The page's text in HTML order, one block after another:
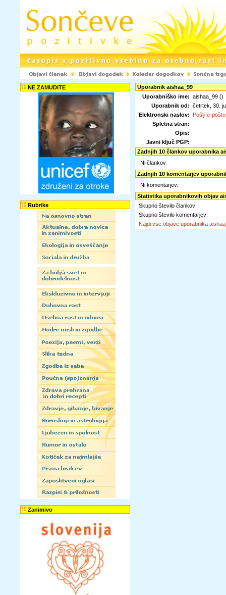
NE ZAMUDITE
Rubrike
Zanimivo
Uporabnik aishaa_99
Uporabniško ime: aishaa_99 ()
Uporabnik od: četrtek, 30.
Elektronski naslov: Pošlji e-pošto
Spletna stran:
Opis:
Javni ključ PGP:
Zadnjih 10 člankov uporabnika
Ni člankov
Zadnjih 10 komentarjev
Ni komentarjev.
Statistika uporabnikovih objav
Skupno število člankov:
Skupno število komentarjev:
Najdi vse objave uporabnika